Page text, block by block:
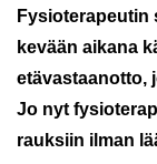
Fy­sio­te­ra­peu­tin
ke­vään ai­ka­na
etä­vas­taan­ot­to,
Jo nyt
rauk­siin ilman